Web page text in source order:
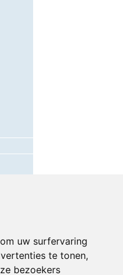
uw surfervaring
te tonen,
bezoekers